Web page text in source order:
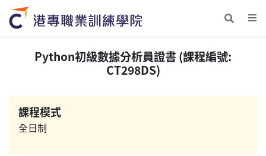
Python初級數據分析員證書 (課程編號:
CT298DS)
課程模式
全日制